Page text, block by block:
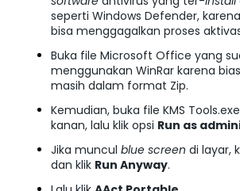
seperti Windows Defender, karena
bisa menggagalkan proses
Buka file Microsoft Office yang
menggunakan WinRar karena
masih dalam format Zip.
Kemudian, buka file KMS
kanan, lalu klik opsi Run as
Jika muncul blue screen di layar,
dan klik Run Anyway.